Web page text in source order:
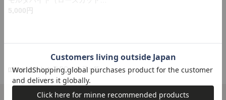
5,000円
minne ホーム Ti.PO の作品一覧